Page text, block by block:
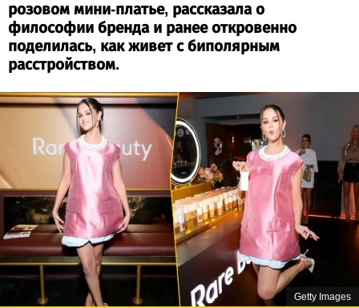
розовом мини-платье, рассказала о
философии бренда и ранее откровенно
поделилась, как живет с биполярным
расстройством.
Getty Images